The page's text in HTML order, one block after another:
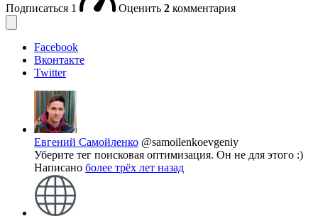
Подписаться 1 Оценить 2 комментария
Facebook
Вконтакте
Twitter
Евгений Самойленко @samoilenkoevgeniy
Уберите тег поисковая оптимизация. Он не для этого :)
Написано более трёх лет назад